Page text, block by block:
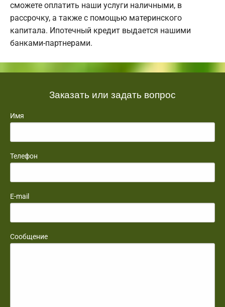
сможете оплатить наши услуги наличными, в
рассрочку, а также с помощью материнского
капитала. Ипотечный кредит выдается нашими
банками-партнерами.
Заказать или задать вопрос
Имя
Телефон
E-mail
Сообщение